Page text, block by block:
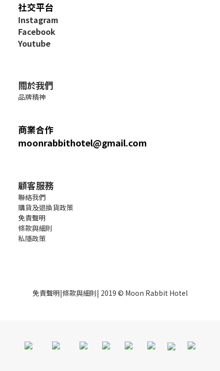
社交平台
Instagram
Facebook
Youtube
關於我們
品牌精神
商業合作
moonrabbithotel@gmail.com
顧客服務
聯絡我們
購貨及退換貨政策
免責聲明
條款與細則
私隱政策
免責聲明|條款與細則| 2019 © Moon Rabbit Hotel